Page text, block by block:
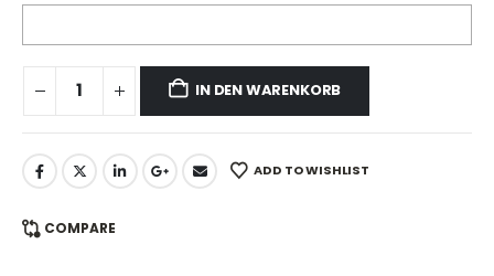
IN DEN WARENKORB
ADD TO WISHLIST
COMPARE